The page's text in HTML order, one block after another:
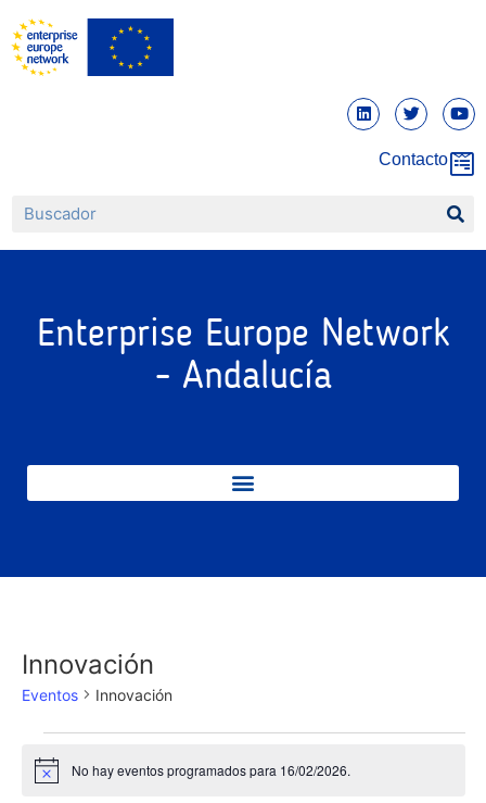
Contacto
Enterprise Europe Network
- Andalucía
Innovación
Eventos Innovación
Aviso No hay eventos programados para 16/02/2026.